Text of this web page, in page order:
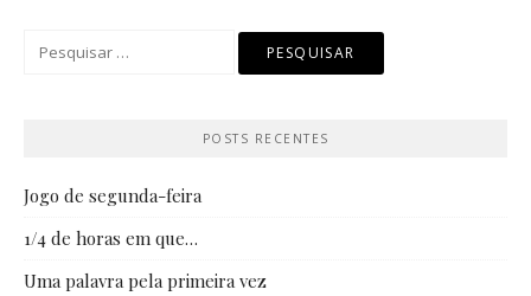
Pesquisar
POSTS RECENTES
Jogo de segunda-feira
1/4 de horas em que…
Uma palavra pela primeira vez